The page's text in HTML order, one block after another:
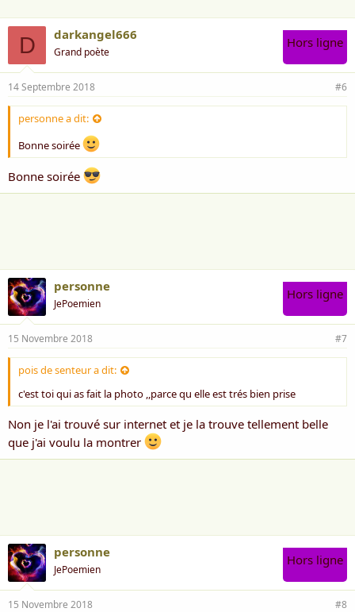
D darkangel666
Grand poète
Hors ligne
14 Septembre 2018 #6
personne a dit:
Bonne soirée
Bonne soirée
personne
JePoemien
Hors ligne
15 Novembre 2018 #7
pois de senteur a dit:
c'est toi qui as fait la photo ,,parce qu elle est trés bien prise
Non je l'ai trouvé sur internet et je la trouve tellement belle
que j'ai voulu la montrer
personne
JePoemien
Hors ligne
15 Novembre 2018 #8